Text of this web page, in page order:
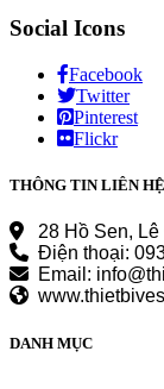
Social Icons
Facebook
Twitter
Pinterest
Flickr
THÔNG TIN LIÊN HỆ
28 Hồ Sen, Lê
Điện thoại:
Email:
DANH MỤC